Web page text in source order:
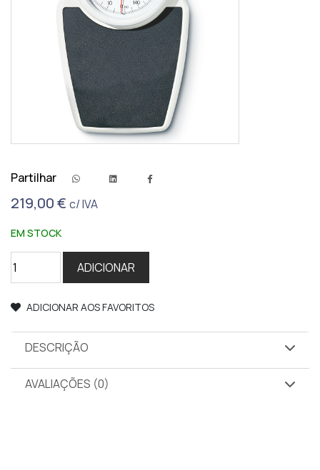
Partilhar
219,00€ c/ IVA
EM STOCK
Quantidade
de
761
ADICIONAR
ADICIONAR AOS FAVORITOS
DESCRIÇÃO
AVALIAÇÕES (0)